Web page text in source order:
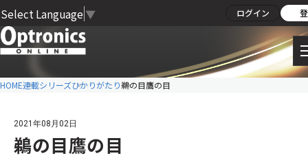
Select Language ▼ ログイン
HOME連載シリーズひかりがたり鵜の目鷹の目
2021年08月02日
鵜の目鷹の目